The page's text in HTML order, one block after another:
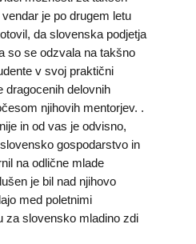
je po drugem letu
da slovenska podjetja
so se odzvala na takšno
v svoj praktični
dragocenih delovnih
njihovih mentorjev. .
in od vas je odvisno,
gospodarstvo in
na odlične mlade
je bil nad njihovo
med poletnimi
za slovensko mladino zdi